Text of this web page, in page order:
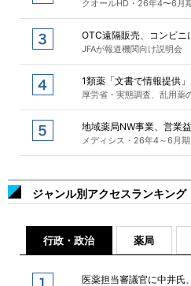
クオールHD・26年4〜6月
OTC遠隔販売、コンビニ
JFAが報道機関向け説明会
1類薬「文書で情報提供
厚労省・実態調査、乱用薬
地域薬局NW事業、営業
メディシス・26年4～6月期
ジャンル別アクセスランキング
行政・政治 薬局
医薬担当審議官に中井氏